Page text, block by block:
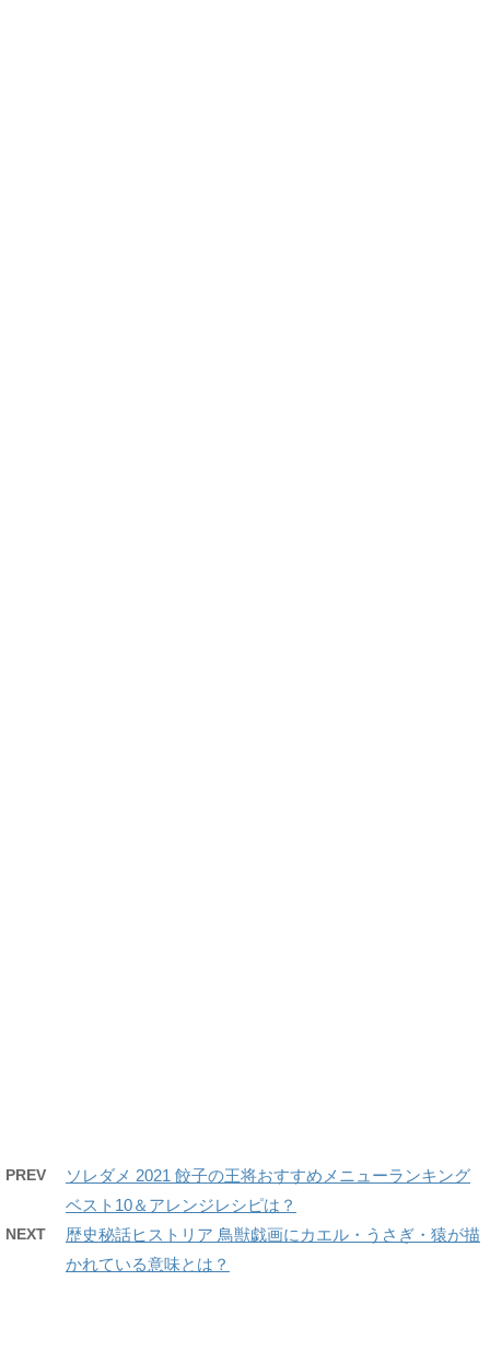
PREV
ソレダメ 2021 餃子の王将おすすめメニューランキング
ベスト10＆アレンジレシピは？
NEXT
歴史秘話ヒストリア 鳥獣戯画にカエル・うさぎ・猿が描
かれている意味とは？